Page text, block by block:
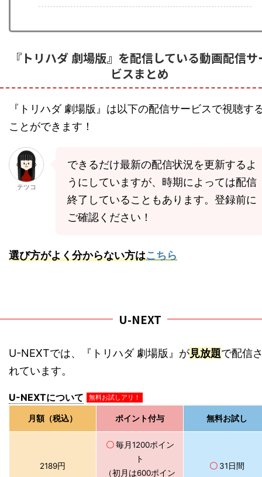
『トリハダ 劇場版』を配信している動画配信サ
ビスまとめ
『トリハダ 劇場版』は以下の配信サービスで視聴す
ことができます！
テツコ
できるだけ最新の配信状況を更新するよ
うにしていますが、時期によっては配信
終了していることもあります。登録前に
ご確認ください！
選び方がよく分からない方はこちら
U-NEXT
U-NEXTでは、『トリハダ 劇場版』が見放題で配信
れています。
U-NEXTについて 無料お試しアリ！
月額（税込） ポイント付与 無料お試し
2189円
〇毎月1200ポイン
ト
（初月は600ポイン
〇 31日間